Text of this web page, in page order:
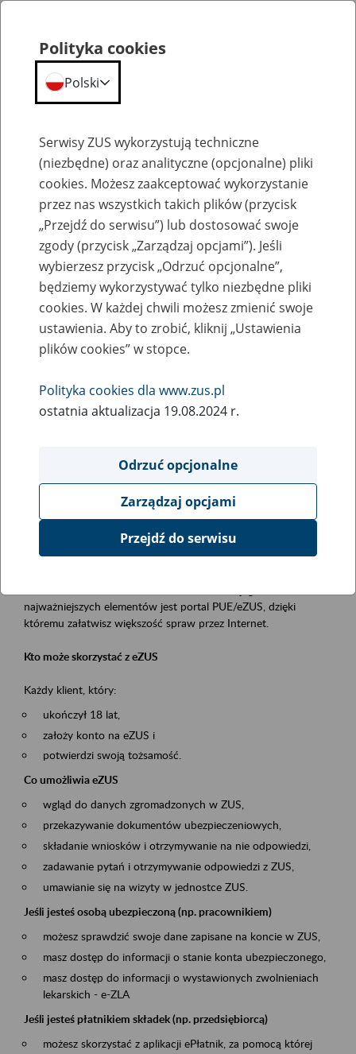
Szkolenia
Zaproś ZUS do siebie - zakładanie profili
eZUS w siedzibie Twojej firmy
Rodzaj wydarzenia
Szkolenia
Obszar merytoryczny
obsługa klientów
Opis wydarzenia
Platforma Usług Elektronicznych ZUS eZUS
najważniejszych elementów jest portal PUE/eZUS, dzięki
któremu załatwisz większość spraw przez Internet.
Kto może skorzystać z eZUS
Każdy klient, który:
ukończył 18 lat,
założy konto na eZUS i
potwierdzi swoją tożsamość.
Co umożliwia eZUS
wgląd do danych zgromadzonych w ZUS,
przekazywanie dokumentów ubezpieczeniowych,
składanie wniosków i otrzymywanie na nie odpowiedzi,
zadawanie pytań i otrzymywanie odpowiedzi z ZUS,
umawianie się na wizyty w jednostce ZUS.
Jeśli jesteś osobą ubezpieczoną (np. pracownikiem)
możesz sprawdzić swoje dane zapisane na koncie w ZUS,
masz dostęp do informacji o stanie konta ubezpieczonego,
masz dostęp do informacji o wystawionych zwolnieniach
lekarskich - e-ZLA
Jeśli jesteś płatnikiem składek (np. przedsiębiorcą)
możesz skorzystać z aplikacji ePłatnik, za pomocą której
Polityka cookies
Polski
Serwisy ZUS wykorzystują techniczne
(niezbędne) oraz analityczne (opcjonalne) pliki
cookies. Możesz zaakceptować wykorzystanie
przez nas wszystkich takich plików (przycisk
„Przejdź do serwisu”) lub dostosować swoje
zgody (przycisk „Zarządzaj opcjami”). Jeśli
wybierzesz przycisk „Odrzuć opcjonalne”,
będziemy wykorzystywać tylko niezbędne pliki
cookies. W każdej chwili możesz zmienić swoje
ustawienia. Aby to zrobić, kliknij „Ustawienia
plików cookies” w stopce.
Polityka cookies dla www.zus.pl
ostatnia aktualizacja 19.08.2024 r.
Odrzuć opcjonalne
Zarządzaj opcjami
Przejdź do serwisu